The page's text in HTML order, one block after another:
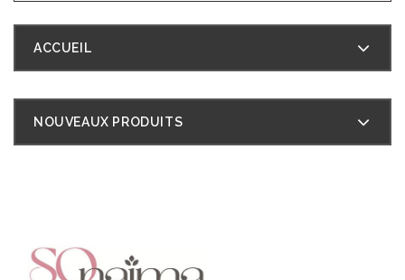
ACCUEIL
NOUVEAUX PRODUITS